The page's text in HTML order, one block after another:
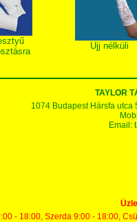
Ujj nélküli
TAYLOR
1074 Budapest Hársfa utca
Email:
- 18:00, Szerda 9:00 - 18:00,